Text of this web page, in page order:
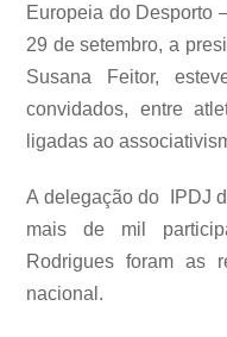
Europeia do Desporto
29 de setembro, a
Susana Feitor,
convidados, entre
ligadas ao
A delegação do IPDJ
mais de mil
Rodrigues foram as
nacional.